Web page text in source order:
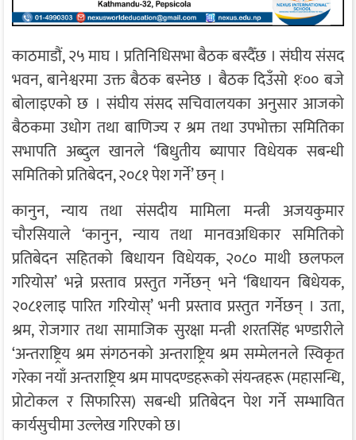
काठमाडौं, २५ माघ । प्रतिनिधिसभा बैठक बस्दैँछ । संघीय संसद
भवन, बानेश्वरमा उक्त बैठक बस्नेछ । बैठक दिउँसो १ः०० बजे
बोलाइएको छ । संघीय संसद सचिवालयका अनुसार आजको
बैठकमा उधोग तथा बाणिज्य र श्रम तथा उपभोक्ता समितिका
सभापति अब्दुल खानले ‘बिधुतीय ब्यापार विधेयक सबन्धी
समितिको प्रतिबेदन, २०८१ पेश गर्ने’ छन् ।
कानुन, न्याय तथा संसदीय मामिला मन्त्री अजयकुमार
चौरसियाले ‘कानुन, न्याय तथा मानवअधिकार समितिको
प्रतिबेदन सहितको बिधायन विधेयक, २०८० माथी छलफल
गरियोस’ भन्ने प्रस्ताव प्रस्तुत गर्नेछन् भने ‘बिधायन बिधेयक,
२०८१लाइ पारित गरियोस्’ भनी प्रस्ताव प्रस्तुत गर्नेछन् । उता,
श्रम, रोजगार तथा सामाजिक सुरक्षा मन्त्री शरतसिंह भण्डारीले
‘अन्तराष्ट्रिय श्रम संगठनको अन्तराष्ट्रिय श्रम सम्मेलनले स्विकृत
गरेका नयाँ अन्तराष्ट्रिय श्रम मापदण्डहरूको संयन्त्रहरू (महासन्धि,
प्रोटोकल र सिफारिस) सबन्धी प्रतिबेदन पेश गर्ने सम्भावित
कार्यसुचीमा उल्लेख गरिएको छ।